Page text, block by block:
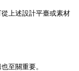
上述設計平臺或素材
至關重要。